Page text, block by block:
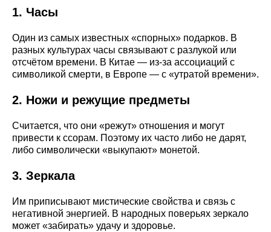
1. Часы
Один из самых известных «спорных» подарков. В
разных культурах часы связывают с разлукой или
отсчётом времени. В Китае — из-за ассоциаций с
символикой смерти, в Европе — с «утратой времени».
2. Ножи и режущие предметы
Считается, что они «режут» отношения и могут
привести к ссорам. Поэтому их часто либо не дарят,
либо символически «выкупают» монетой.
3. Зеркала
Им приписывают мистические свойства и связь с
негативной энергией. В народных поверьях зеркало
может «забирать» удачу и здоровье.